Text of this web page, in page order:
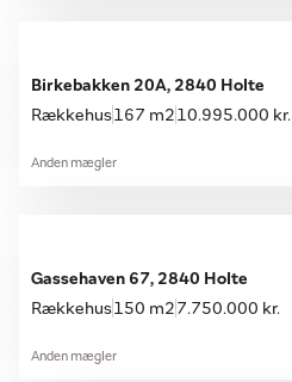
Birkebakken 20A, 2840 Holte
Rækkehus167 m2 10.995.000 kr.
Anden mægler
Gassehaven 67, 2840 Holte
Rækkehus150 m2 7.750.000 kr.
Anden mægler